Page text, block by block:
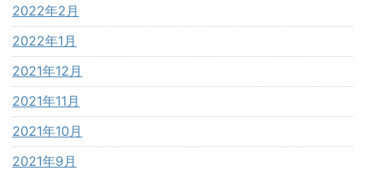
2022年2月
2022年1月
2021年12月
2021年11月
2021年10月
2021年9月